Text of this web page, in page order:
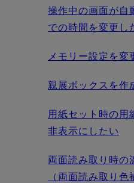
操作中の画面が自
での時間を変更し
メモリー設定を変
親展ボックスを作
用紙セット時の用
非表示にしたい
両面読み取り時の
（両面読み取り色